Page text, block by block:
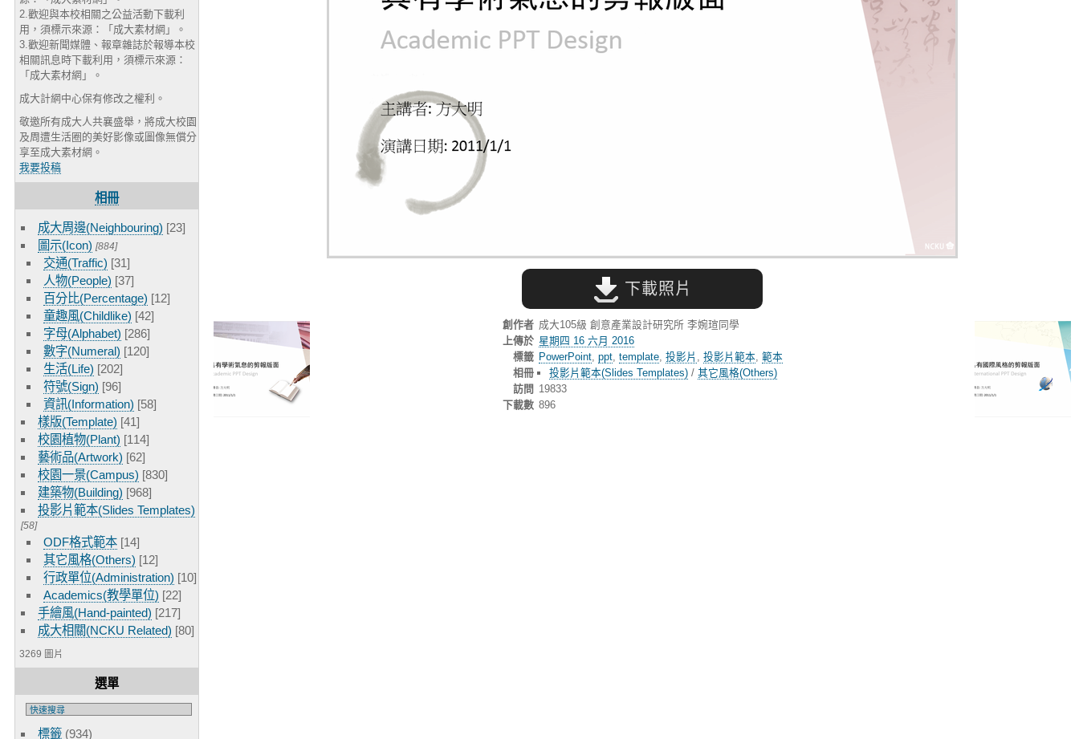
2.歡迎與本校相關之公益活動下載利
用，須標示來源：「成大素材網」。
3.歡迎新聞媒體、報章雜誌於報導本校
相關訊息時下載利用，須標示來源：
「成大素材網」。
成大計網中心保有修改之權利。
敬邀所有成大人共襄盛舉，將成大校園
及周遭生活圈的美好影像或圖像無償分
享至成大素材網。
我要投稿
相冊
成大周邊(Neighbouring) [23]
圖示(Icon) [884]
交通(Traffic) [31]
人物(People) [37]
百分比(Percentage) [12]
童趣風(Childlike) [42]
字母(Alphabet) [286]
數字(Numeral) [120]
生活(Life) [202]
符號(Sign) [96]
資訊(Information) [58]
樣版(Template) [41]
校園植物(Plant) [114]
藝術品(Artwork) [62]
校園一景(Campus) [830]
建築物(Building) [968]
投影片範本(Slides Templates)
[58]
ODF格式範本 [14]
其它風格(Others) [12]
行政單位(Administration) [10]
Academics(教學單位) [22]
手繪風(Hand-painted) [217]
成大相關(NCKU Related) [80]
3269 圖片
選單
標籤 (934)
下載照片
創作者 成大105級 創意產業設計研究所 李婉瑄同學
上傳於 星期四 16 六月 2016
標籤 PowerPoint ppt template 投影片 投影片範本 範本
相冊
投影片範本(Slides Templates)/ 其它風格(Others)
訪問 19833
下載數 896